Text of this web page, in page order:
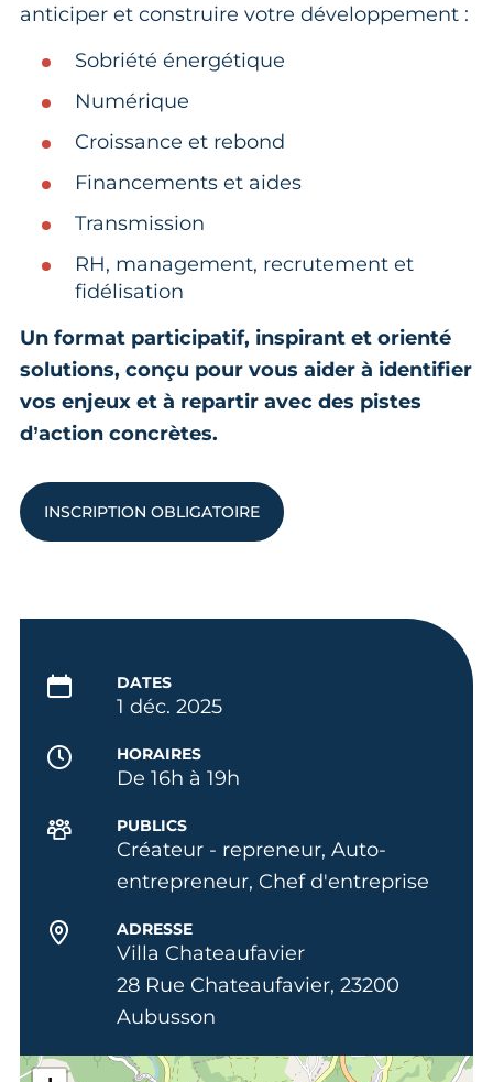
anticiper et construire votre développement :
Sobriété énergétique
Numérique
Croissance et rebond
Financements et aides
Transmission
RH, management, recrutement et
fidélisation
Un format participatif, inspirant et orienté
solutions, conçu pour vous aider à identifier
vos enjeux et à repartir avec des pistes
d’action concrètes.
INSCRIPTION OBLIGATOIRE
DATES
1 déc. 2025
HORAIRES
De 16h à 19h
PUBLICS
Créateur - repreneur, Auto-
entrepreneur, Chef d'entreprise
ADRESSE
Villa Chateaufavier
28 Rue Chateaufavier, 23200
Aubusson